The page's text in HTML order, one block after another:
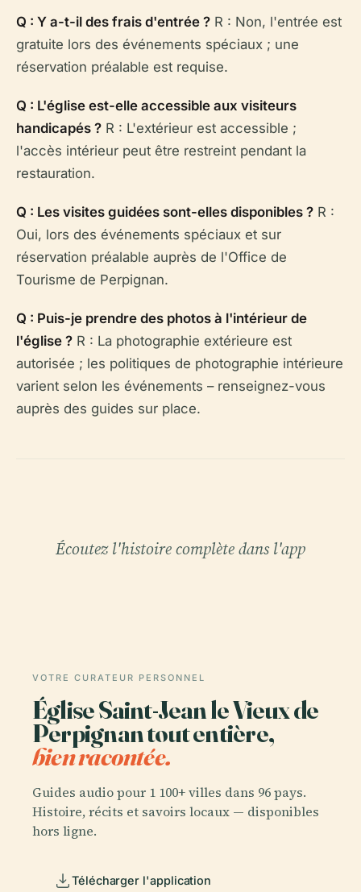
Q : Y a-t-il des frais d'entrée ? R : Non, l'entrée est
gratuite lors des événements spéciaux ; une
réservation préalable est requise.
Q : L'église est-elle accessible aux visiteurs
handicapés ? R : L'extérieur est accessible ;
l'accès intérieur peut être restreint pendant la
restauration.
Q : Les visites guidées sont-elles disponibles ? R :
Oui, lors des événements spéciaux et sur
réservation préalable auprès de l'Office de
Tourisme de Perpignan.
Q : Puis-je prendre des photos à l'intérieur de
l'église ? R : La photographie extérieure est
autorisée ; les politiques de photographie intérieure
varient selon les événements – renseignez-vous
auprès des guides sur place.
Écoutez l'histoire complète dans l'app
VOTRE CURATEUR PERSONNEL
Église Saint-Jean le Vieux de
Perpignan tout entière,
bien racontée.
Guides audio pour 1 100+ villes dans 96 pays.
Histoire, récits et savoirs locaux — disponibles
hors ligne.
Télécharger l'application